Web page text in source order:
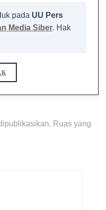
pada UU Pers
Media Siber. Hak
Ruas yang